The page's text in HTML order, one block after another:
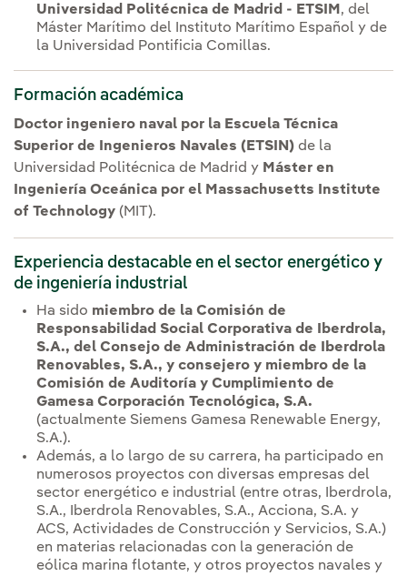
Universidad Politécnica de Madrid - ETSIM , del
Máster Marítimo del Instituto Marítimo Español y de
la Universidad Pontificia Comillas.
Formación académica
Doctor ingeniero naval por la Escuela Técnica
Superior de Ingenieros Navales (ETSIN) de la
Universidad Politécnica de Madrid y Máster en
Ingeniería Oceánica por el Massachusetts Institute
of Technology (MIT).
Experiencia destacable en el sector energético y
de ingeniería industrial
Ha sido miembro de la Comisión de
Responsabilidad Social Corporativa de Iberdrola,
S.A., del Consejo de Administración de Iberdrola
Renovables, S.A., y consejero y miembro de la
Comisión de Auditoría y Cumplimiento de
Gamesa Corporación Tecnológica, S.A.
(actualmente Siemens Gamesa Renewable Energy,
S.A.).
Además, a lo largo de su carrera, ha participado en
numerosos proyectos con diversas empresas del
sector energético e industrial (entre otras, Iberdrola,
S.A., Iberdrola Renovables, S.A., Acciona, S.A. y
ACS, Actividades de Construcción y Servicios, S.A.)
en materias relacionadas con la generación de
eólica marina flotante, y otros proyectos navales y